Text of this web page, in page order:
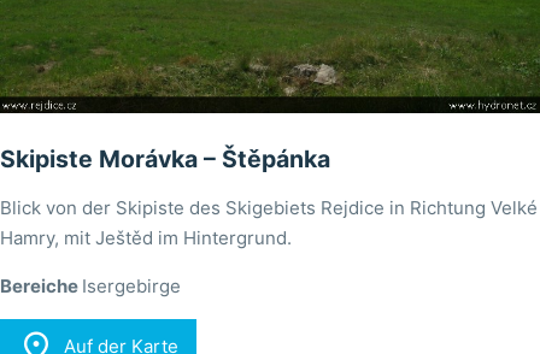
Skipiste Morávka – Štěpánka
Blick von der Skipiste des Skigebiets Rejdice in Richtung Velké
Hamry, mit Ještěd im Hintergrund.
Bereiche Isergebirge
Auf der Karte